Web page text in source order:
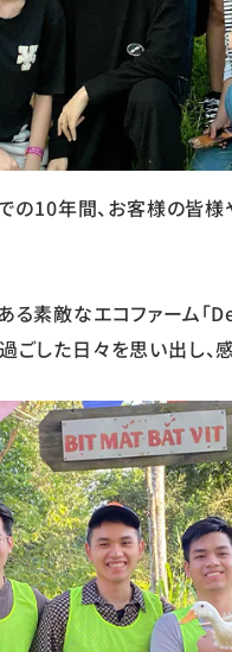
10年間、お客様の皆
素敵なエコファーム「
ごした日々を思い出し